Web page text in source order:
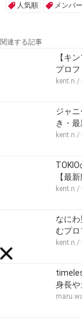
人気順 メンバー
関連する記事
【キ
プロフ
kent.n /
ジャ
き・最
kent.n /
【最新
kent.n /
なに
むプロ
kent.n /
身長や